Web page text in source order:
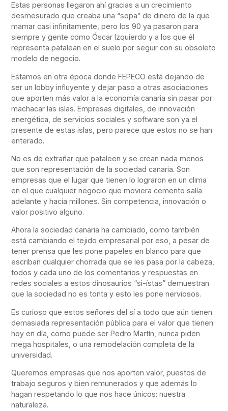
Estas personas llegaron ahí gracias a un crecimiento
desmesurado que creaba una “sopa” de dinero de la que
mamar casi infinitamente, pero los 90 ya pasaron para
siempre y gente como Óscar Izquierdo y a los que él
representa patalean en el suelo por seguir con su obsoleto
modelo de negocio.
Estamos en otra época donde FEPECO está dejando de
ser un lobby influyente y dejar paso a otras asociaciones
que aporten más valor a la economía canaria sin pasar por
machacar las islas. Empresas digitales, de innovación
energética, de servicios sociales y software son ya el
presente de estas islas, pero parece que estos no se han
enterado.
No es de extrañar que pataleen y se crean nada menos
que son representación de la sociedad canaria. Son
empresas que el lugar que tienen lo lograron en un clima
en el que cualquier negocio que moviera cemento salía
adelante y hacía millones. Sin competencia, innovación o
valor positivo alguno.
Ahora la sociedad canaria ha cambiado, como también
está cambiando el tejido empresarial por eso, a pesar de
tener prensa que les pone papeles en blanco para que
escriban cualquier chorrada que se les pasa por la cabeza,
todos y cada uno de los comentarios y respuestas en
redes sociales a estos dinosaurios “si-ístas” demuestran
que la sociedad no es tonta y esto les pone nerviosos.
Es curioso que estos señores del sí a todo que aún tienen
demasiada representación pública para el valor que tienen
hoy en día, como puede ser Pedro Martín, nunca piden
mega hospitales, o una remodelación completa de la
universidad.
Queremos empresas que nos aporten valor, puestos de
trabajo seguros y bien remunerados y que además lo
hagan respetando lo que nos hace únicos: nuestra
naturaleza.